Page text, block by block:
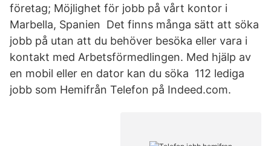
företag; Möjlighet för jobb på vårt kontor i
Marbella, Spanien Det finns många sätt att söka
jobb på utan att du behöver besöka eller vara i
kontakt med Arbetsförmedlingen. Med hjälp av
en mobil eller en dator kan du söka 112 lediga
jobb som Hemifrån Telefon på Indeed.com.